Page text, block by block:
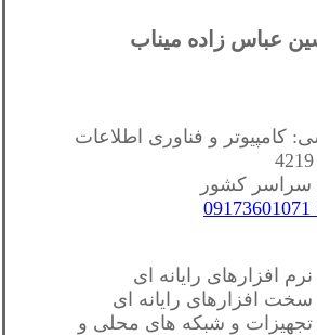
عباس زاده میناب
کامپیوتر و فناوری اطلاعات
سراسر کشور
افزارهای رایانه ای
افزارهای رایانه ای
تجهیزات و شبکه های محلی و